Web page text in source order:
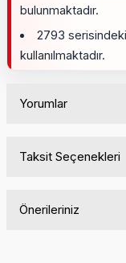
bulunmaktadır.
2793
kullanılmaktadır.
Yorumlar
Taksit Seçenekleri
Önerileriniz